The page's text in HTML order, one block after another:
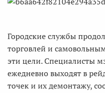
Городские службы
торговлей и
эти цели. Специалисты
ежедневно выходят в
точек и их демонтажу,